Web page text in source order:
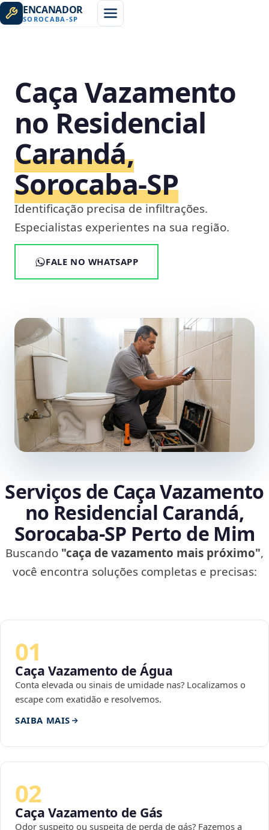
ENCANADOR
SOROCABA -SP
Caça Vazamento
no Residencial
Carandá,
Sorocaba‑SP
Identificação precisa de infiltrações.
Especialistas experientes na sua região.
FALE NO WHATSAPP
Serviços de Caça Vazamento
no Residencial Carandá,
Sorocaba‑SP Perto de Mim
Buscando "caça de vazamento mais próximo",
você encontra soluções completas e precisas:
01
Caça Vazamento de Água
Conta elevada ou sinais de umidade nas? Localizamos o
escape com exatidão e resolvemos.
SAIBA MAIS
02
Caça Vazamento de Gás
Odor suspeito ou suspeita de perda de gás? Fazemos a